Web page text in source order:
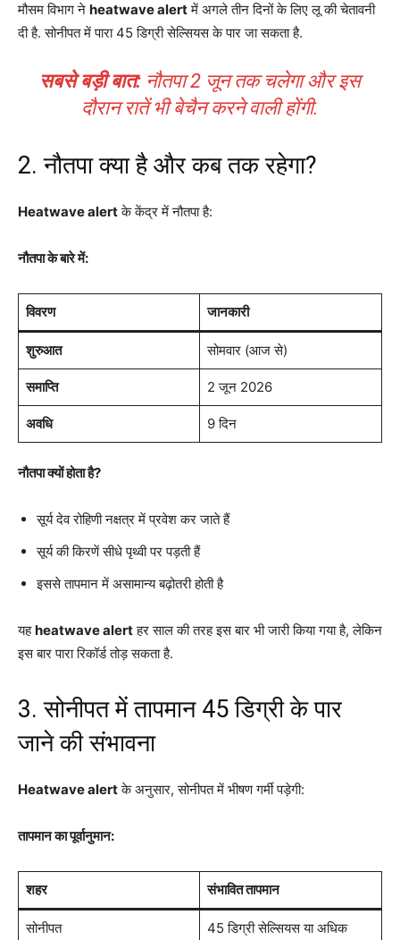
मौसम विभाग ने heatwave alertमें अगले तीन दिनों के लिए लू की चेतावनी
दी है. सोनीपत में पारा 45 डिग्री सेल्सियस के पार जा सकता है.
सबसे बड़ी बात: नौतपा 2 जून तक चलेगा और इस
दौरान रातें भी बेचैन करने वाली होंगी.
2. नौतपा क्या है और कब तक रहेगा?
Heatwave alertके केंद्र में नौतपा है:
नौतपा के बारे में:
विवरण जानकारी
शुरुआत सोमवार (आज से)
समाप्ति 2 जून 2026
अवधि 9 दिन
नौतपा क्यों होता है?
सूर्य देव रोहिणी नक्षत्र में प्रवेश कर जाते हैं
सूर्य की किरणें सीधे पृथ्वी पर पड़ती हैं
इससे तापमान में असामान्य बढ़ोतरी होती है
यहheatwave alertहर साल की तरह इस बार भी जारी किया गया है, लेकिन
इस बार पारा रिकॉर्ड तोड़ सकता है.
3. सोनीपत में तापमान 45 डिग्री के पार
जाने की संभावना
Heatwave alertके अनुसार, सोनीपत में भीषण गर्मी पड़ेगी:
तापमान का पूर्वानुमान:
शहर संभावित तापमान
सोनीपत 45 डिग्री सेल्सियस या अधिक